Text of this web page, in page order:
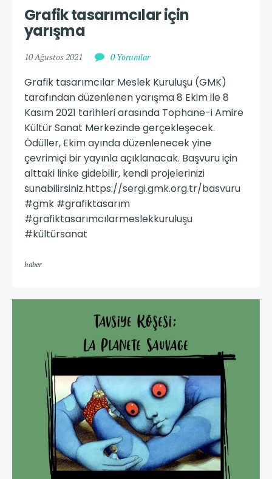
Grafik tasarımcılar için
yarışma
10 Ağustos 2021 0 Yorumlar
Grafik tasarımcılar Meslek Kuruluşu (GMK)
tarafından düzenlenen yarışma 8 Ekim ile 8
Kasım 2021 tarihleri arasında Tophane-i Amire
Kültür Sanat Merkezinde gerçekleşecek.
Ödüller, Ekim ayında düzenlenecek yine
çevrimiçi bir yayınla açıklanacak. Başvuru için
alttaki linke gidebilir, kendi projelerinizi
sunabilirsiniz.https://sergi.gmk.org.tr/basvuru
#gmk #grafiktasarım
#grafiktasarımcılarmeslekkuruluşu
#kültürsanat
haber